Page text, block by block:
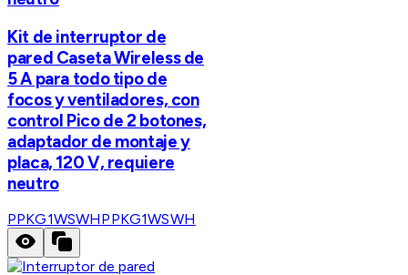
Kit de interruptor de
pared Caseta Wireless de
5 A para todo tipo de
focos y ventiladores, con
control Pico de 2 botones,
adaptador de montaje y
placa, 120 V, requiere
neutro
PPKG1WSWHPPKG1WSWH